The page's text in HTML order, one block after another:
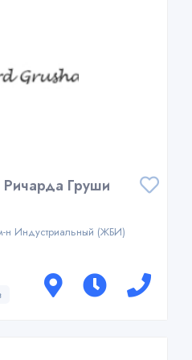
Груши
н Индустриальный (ЖБИ)